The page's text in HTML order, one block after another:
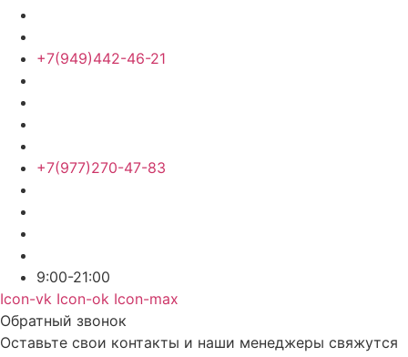
+7(949)442-46-21
+7(977)270-47-83
9:00-21:00
Icon-vk Icon-ok Icon-max
Обратный звонок
Оставьте свои контакты и наши менеджеры свяжутся